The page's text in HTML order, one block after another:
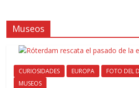
Museos
CURIOSIDADES EUROPA FOTO DEL
MUSEOS